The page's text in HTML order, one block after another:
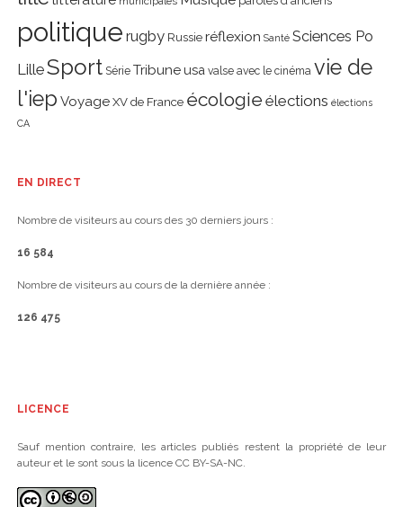
politique rugby Russie réflexion Santé Sciences Po
LilleSport Série Tribune usa valse avec le cinéma vie de
l'iep Voyage XV de France écologie élections élections
CA
EN DIRECT
Nombre de visiteurs au cours des 30 derniers jours :
16 584
Nombre de visiteurs au cours de la dernière année :
126 475
LICENCE
Sauf mention contraire, les articles publiés restent la propriété de leur
auteur et le sont sous la licence CC BY-SA-NC.